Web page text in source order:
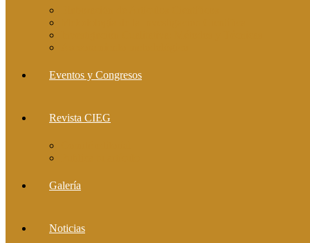
Eventos y Congresos
Revista CIEG
Galería
Noticias